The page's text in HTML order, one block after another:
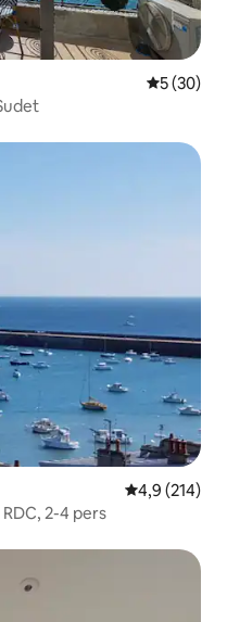
5 (30)
Évaluation
4,9 (214)
2-4 pers